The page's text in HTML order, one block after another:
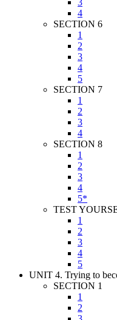
4
SECTION 6
1
2
3
4
5
SECTION 7
1
2
3
4
SECTION 8
1
2
3
4
5*
TEST
1
2
3
4
5
UNIT 4. Trying to
SECTION 1
1
2